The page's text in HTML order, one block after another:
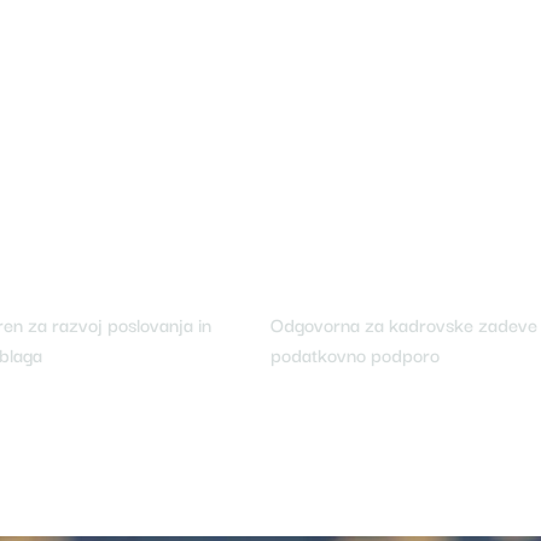
za razvoj poslovanja in
Odgovorna za kadrovske
podatkovno podporo